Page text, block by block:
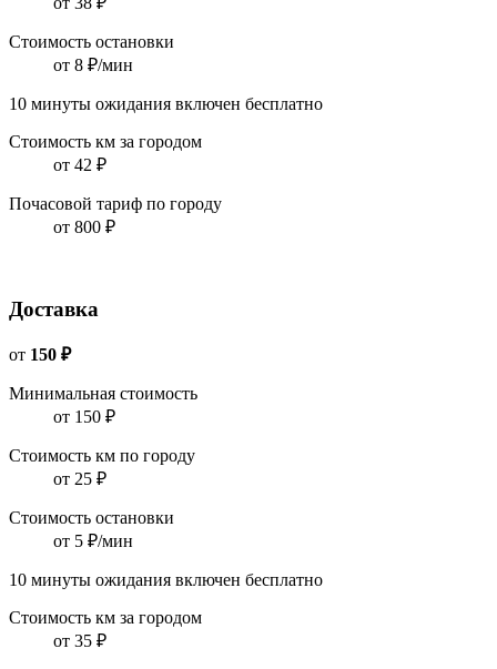
Стоимость остановки
от 8 ₽/мин
10 минуты ожидания включен бесплатно
Стоимость км за городом
от 42 ₽
Почасовой тариф по городу
от 800 ₽
Доставка
от 150 ₽
Минимальная стоимость
от 150 ₽
Стоимость км по городу
от 25 ₽
Стоимость остановки
от 5 ₽/мин
10 минуты ожидания включен бесплатно
Стоимость км за городом
от 35 ₽